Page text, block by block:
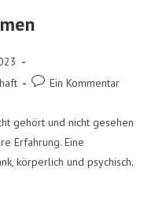
Ein Kommentar
gehört und nicht gesehen
Erfahrung. Eine
körperlich und psychisch.